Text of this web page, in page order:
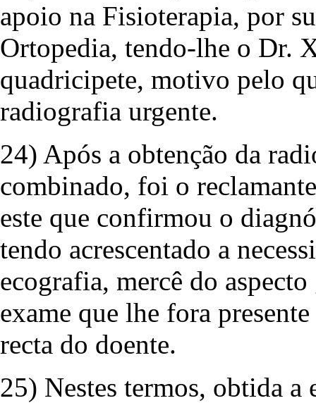
apoio na Fisioterapia, por
Ortopedia, tendo-lhe o Dr.
quadricipete, motivo pelo
radiografia urgente.
24) Após a obtenção da
combinado, foi o
este que confirmou o
tendo acrescentado a
ecografia, mercê do
exame que lhe fora
recta do doente.
25) Nestes termos, obtida